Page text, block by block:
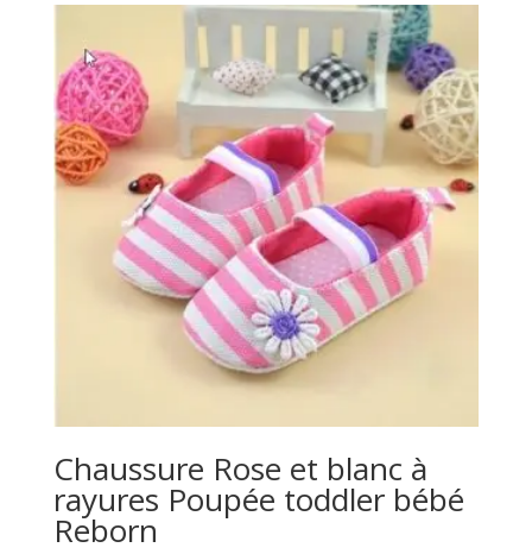
Chaussure Rose et blanc à
rayures Poupée toddler bébé
Reborn